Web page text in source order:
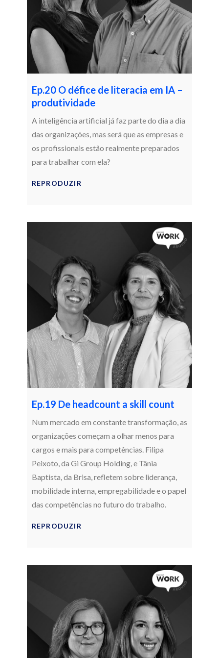
Ep.20 O défice de literacia em IA –
produtividade
A inteligência artificial já faz parte do dia a dia
das organizações, mas será que as empresas e
os profissionais estão realmente preparados
para trabalhar com ela?
REPRODUZIR
Ep.19 De headcount a skill count
Num mercado em constante transformação, as
organizações começam a olhar menos para
cargos e mais para competências. Filipa
Peixoto, da Gi Group Holding, e Tânia
Baptista, da Brisa, refletem sobre liderança,
mobilidade interna, empregabilidade e o papel
das competências no futuro do trabalho.
REPRODUZIR